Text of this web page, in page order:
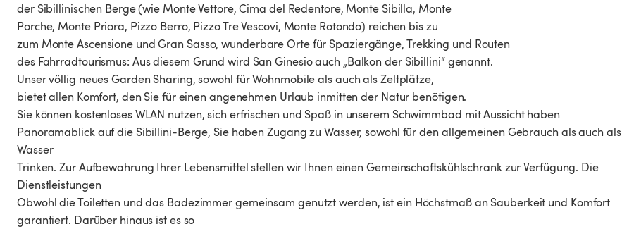
der Sibillinischen Berge (wie Monte Vettore, Cima del Redentore, Monte Sibilla, Monte
Porche, Monte Priora, Pizzo Berro, Pizzo Tre Vescovi, Monte Rotondo) reichen bis zu
zum Monte Ascensione und Gran Sasso, wunderbare Orte für Spaziergänge, Trekking und Routen
des Fahrradtourismus: Aus diesem Grund wird San Ginesio auch „Balkon der Sibillini“ genannt.
Unser völlig neues Garden Sharing, sowohl für Wohnmobile als auch als Zeltplätze,
bietet allen Komfort, den Sie für einen angenehmen Urlaub inmitten der Natur benötigen.
Sie können kostenloses WLAN nutzen, sich erfrischen und Spaß in unserem Schwimmbad mit Aussicht haben
Panoramablick auf die Sibillini-Berge, Sie haben Zugang zu Wasser, sowohl für den allgemeinen Gebrauch als auch als
Wasser
Trinken. Zur Aufbewahrung Ihrer Lebensmittel stellen wir Ihnen einen Gemeinschaftskühlschrank zur Verfügung. Die
Dienstleistungen
Obwohl die Toiletten und das Badezimmer gemeinsam genutzt werden, ist ein Höchstmaß an Sauberkeit und Komfort
garantiert. Darüber hinaus ist es so